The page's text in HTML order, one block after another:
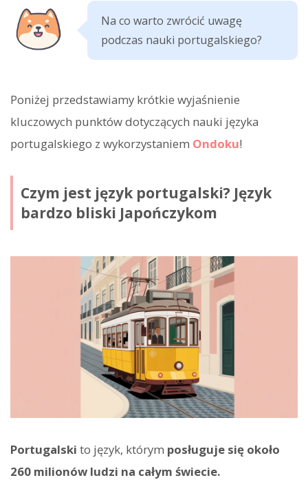
Na co warto zwrócić uwagę
podczas nauki portugalskiego?
Poniżej przedstawiamy krótkie wyjaśnienie
kluczowych punktów dotyczących nauki języka
portugalskiego z wykorzystaniem Ondoku!
Czym jest język portugalski? Język
bardzo bliski Japończykom
Portugalski to język, którym posługuje się około
260 milionów ludzi na całym świecie.